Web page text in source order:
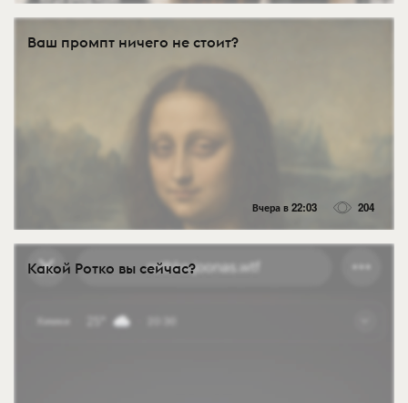
Ваш промпт ничего не стоит?
Вчера в 22:03 204
Какой Ротко вы сейчас?